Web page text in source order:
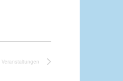
Veranstaltungen